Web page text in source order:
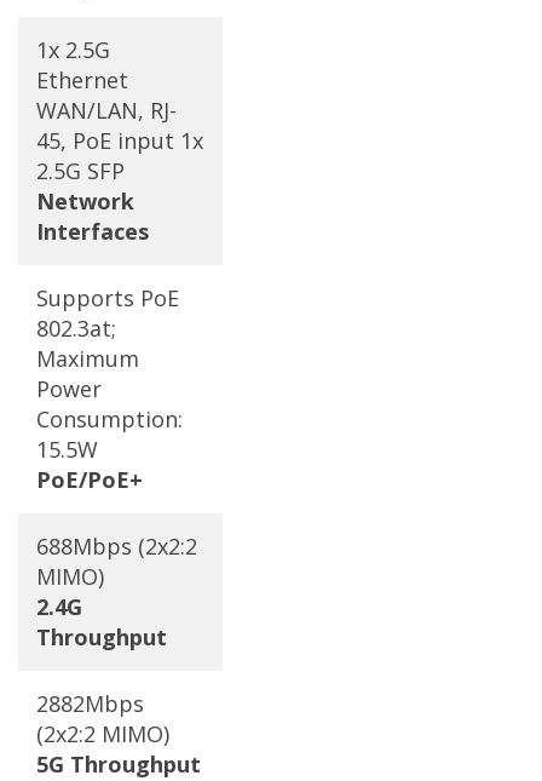
Network
Interfaces
1x 2.5G
Ethernet
WAN/LAN, RJ-
45, PoE input 1x
2.5G SFP
PoE/PoE+
Supports PoE
802.3at;
Maximum
Power
Consumption:
15.5W
2.4G
Throughput
688Mbps (2x2:2
MIMO)
5G Throughput
2882Mbps
(2x2:2 MIMO)